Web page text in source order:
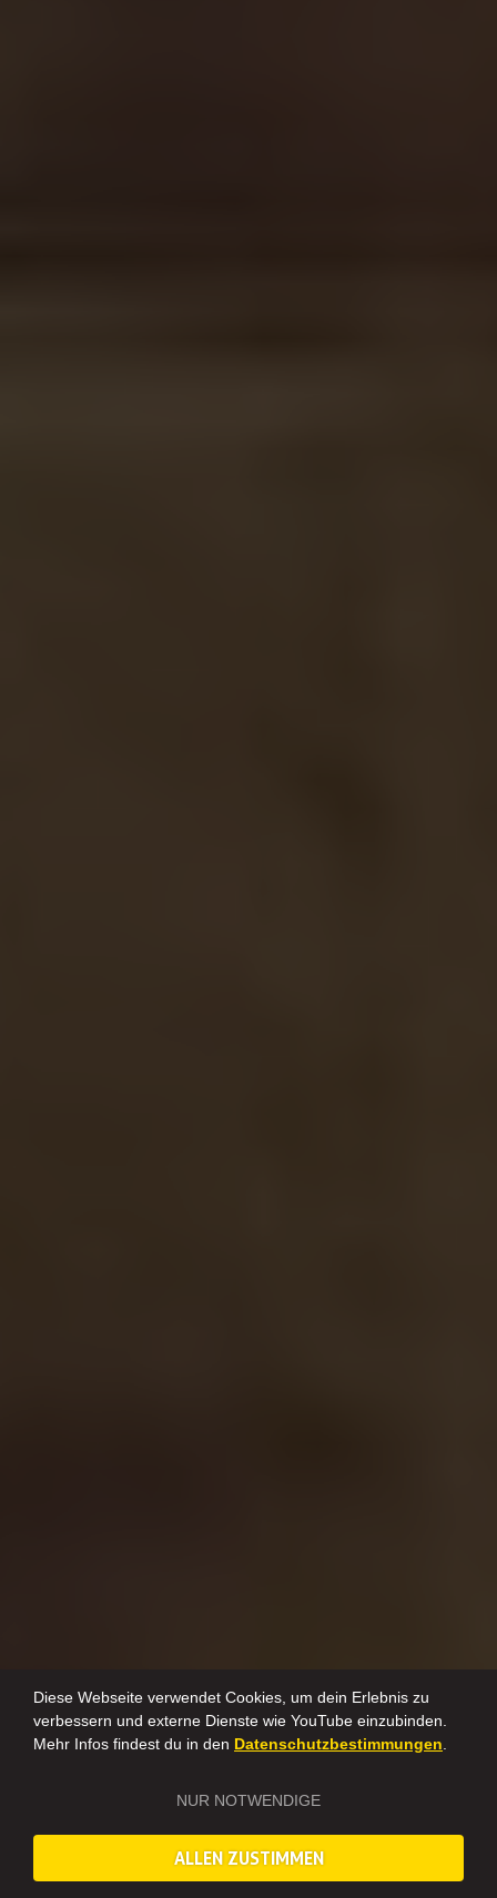
Diese Webseite verwendet Cookies, um dein Erlebnis zu
verbessern und externe Dienste wie YouTube einzubinden.
Mehr Infos findest du in den Datenschutzbestimmungen.
NUR NOTWENDIGE
ALLEN ZUSTIMMEN